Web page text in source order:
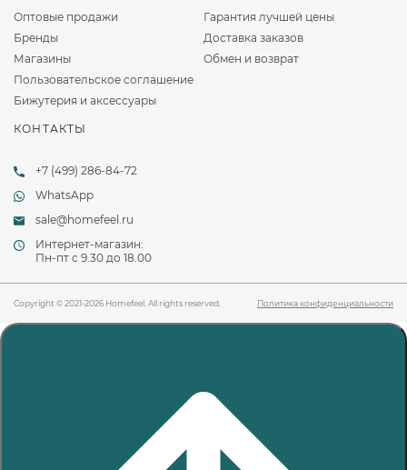
Оптовые продажи
Бренды
Магазины
Пользовательское соглашение
Бижутерия и аксессуары
Гарантия лучшей цены
Доставка заказов
Обмен и возврат
КОНТАКТЫ
+7 (499) 286-84-72
WhatsApp
sale@homefeel.ru
Интернет-магазин:
Пн-пт c 9.30 до 18.00
Copyright © 2021-2026 Homefeel. All rights reserved. Политика конфиденциальности